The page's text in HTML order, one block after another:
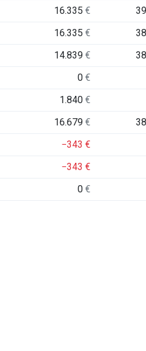
16.335€
16.335€
14.839€
0€
1.840€
16.679€
−343€
−343€
0€